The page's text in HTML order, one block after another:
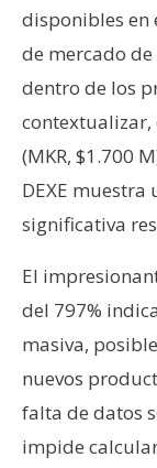
disponibles en
de mercado de
dentro de los
contextualizar,
(MKR, $1.700
DEXE
significativa
El
del 797%
masiva,
nuevos
falta de datos
impide